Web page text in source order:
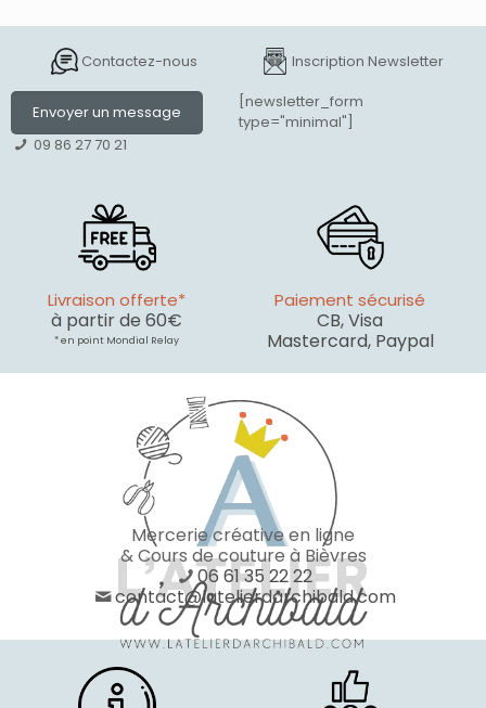
Contactez-nous
Envoyer un message
09 86 27 70 21
Inscription Newsletter
[newsletter_form
type="minimal"]
Livraison offerte*
à partir de 60€
* en point Mondial Relay
Paiement sécurisé
CB, Visa
Mastercard, Paypal
Mercerie créative en ligne
& Cours de couture à Bièvres
06 61 35 22 22
contact@latelierdarchibald.com